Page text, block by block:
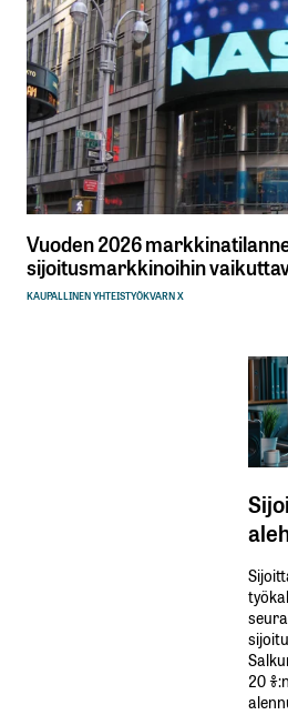
Vuoden 2026
sijoitusmarkkinoihin
KAUPALLINEN YHTEISTYÖKVARN X
20